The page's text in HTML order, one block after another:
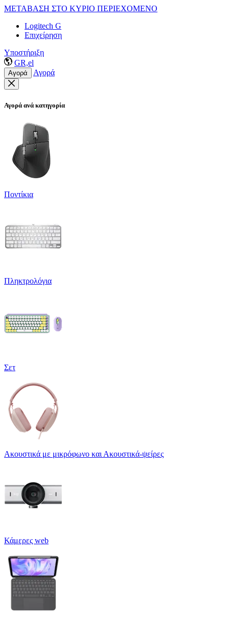
ΜΕΤΑΒΑΣΗ ΣΤΟ ΚΥΡΙΟ ΠΕΡΙΕΧΟΜΕΝΟ
Logitech G
Επιχείρηση
Υποστήριξη
GR,el
Αγορά Αγορά
Αγορά ανά κατηγορία
Ποντίκια
Πληκτρολόγια
Σετ
Ακουστικά με μικρόφωνο και Ακουστικά-ψείρες
Κάμερες web